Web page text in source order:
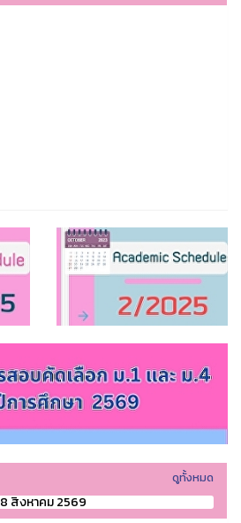
ดูทั้งหมด
8 สิงหาคม 2569